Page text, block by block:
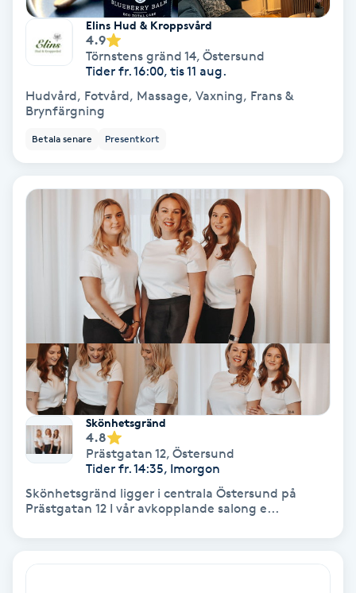
Coachning
Color correction
Cryoterapi
Diamantslipning
Enzympeeling
Extensions
Extensions borttagning
Eyeliner-tatuering
Face framing
Faceliftmassage
Elins Hud & Kroppsvård
4.9
Törnstens gränd 14, Östersund
Tider fr. 16:00, tis 11 aug.
Hudvård, Fotvård, Massage, Vaxning, Frans &
Brynfärgning
Betala senare Presentkort
Skönhetsgränd
4.8
Prästgatan 12, Östersund
Tider fr. 14:35, Imorgon
Skönhetsgränd ligger i centrala Östersund på
Prästgatan 12 I vår avkopplande salong e...